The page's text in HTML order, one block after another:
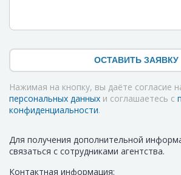
ОСТАВИТЬ ЗАЯВКУ
Нажимая на кнопку, вы даёте согласие
персональных данных и соглашаетесь с
конфиденциальности.
Для получения дополнительной
связаться с сотрудниками агентства.
Контактная информация: